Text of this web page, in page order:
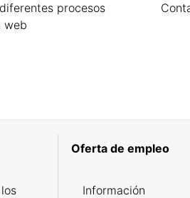
procesos
web
Oferta de empleo
Información